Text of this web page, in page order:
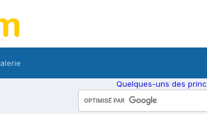
Quelques-uns des